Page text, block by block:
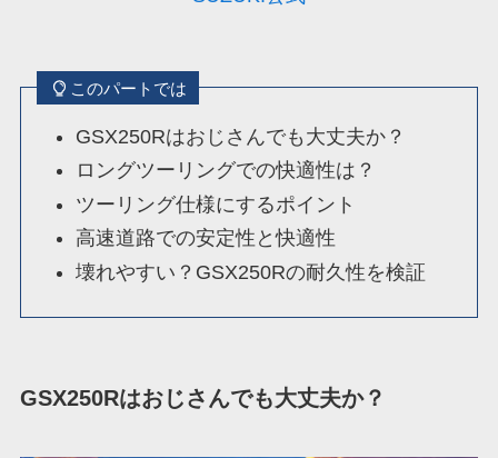
このパートでは
GSX250Rはおじさんでも大丈夫か？
ロングツーリングでの快適性は？
ツーリング仕様にするポイント
高速道路での安定性と快適性
壊れやすい？GSX250Rの耐久性を検証
GSX250Rはおじさんでも大丈夫か？